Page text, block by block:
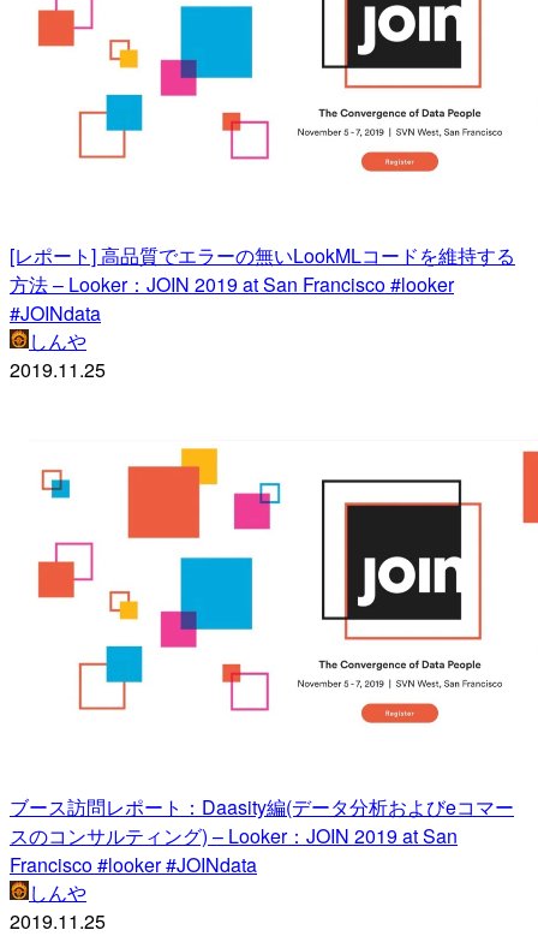
[レポート] 高品質でエラーの無いLookMLコードを維持する
方法 – Looker：JOIN 2019 at San Francisco #looker
#JOINdata
しんや
2019.11.25
ブース訪問レポート：Daasity編(データ分析およびeコマー
スのコンサルティング) – Looker：JOIN 2019 at San
Francisco #looker #JOINdata
しんや
2019.11.25